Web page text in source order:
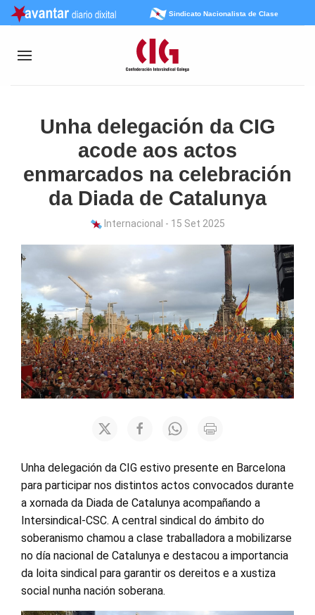
Sindicato Nacionalista de Clase
Unha delegación da CIG
acode aos actos
enmarcados na celebración
da Diada de Catalunya
Internacional - 15 Set 2025
Unha delegación da CIG estivo presente en Barcelona
para participar nos distintos actos convocados durante
a xornada da Diada de Catalunya acompañando a
Intersindical-CSC. A central sindical do ámbito do
soberanismo chamou a clase traballadora a mobilizarse
no día nacional de Catalunya e destacou a importancia
da loita sindical para garantir os dereitos e a xustiza
social nunha nación soberana.